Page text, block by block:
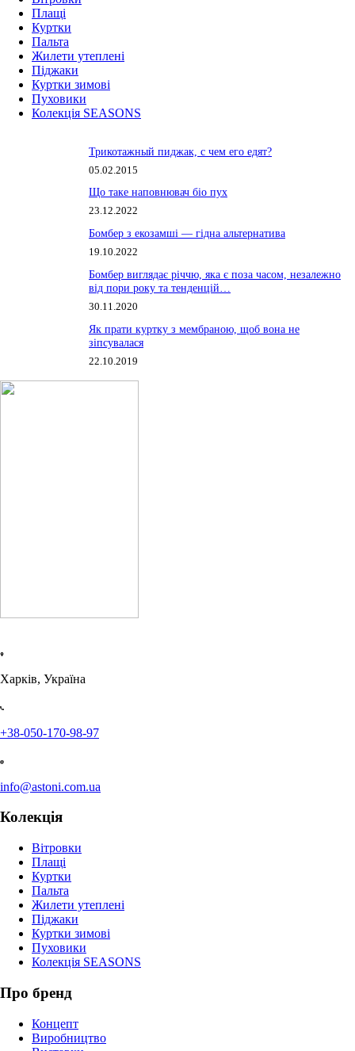
Плащі
Куртки
Пальта
Жилети утеплені
Піджаки
Куртки зимові
Пуховики
Колекція SEASONS
Трикотажный пиджак, с чем его едят?
05.02.2015
Що таке наповнювач біо пух
23.12.2022
Бомбер з екозамші — гідна альтернатива
19.10.2022
Бомбер виглядає річчю, яка є поза часом, незалежно
від пори року та тенденцій…
30.11.2020
Як прати куртку з мембраною, щоб вона не
зіпсувалася
22.10.2019
Харків, Україна
+38-050-170-98-97
info@astoni.com.ua
Колекція
Вітровки
Плащі
Куртки
Пальта
Жилети утеплені
Піджаки
Куртки зимові
Пуховики
Колекція SEASONS
Про бренд
Концепт
Виробництво